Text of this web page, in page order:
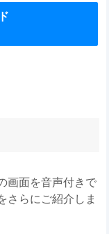
画面を音声付きで
さらにご紹介しま